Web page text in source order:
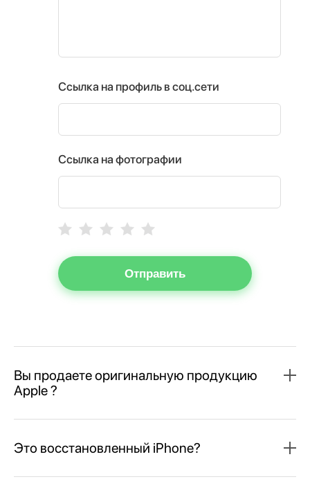
Ссылка на профиль в соц.сети
Ссылка на фотографии
Отправить
Вы продаете оригинальную продукцию
Apple ?
Это восстановленный iPhone?